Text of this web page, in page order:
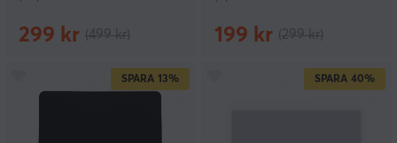
299 kr 199 kr
SPARA 13% SPARA 40%